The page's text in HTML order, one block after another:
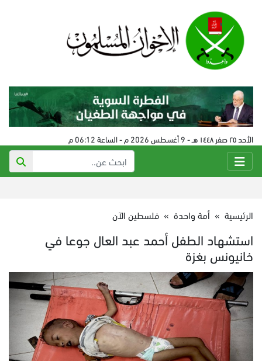
الأحد ٢٥ صفر ١٤٤٨ هـ - 9 أغسطس 2026 م - الساعة 06:12 م
الرئيسية » أمة واحدة » فلسطين الآن
استشهاد الطفل أحمد عبد العال جوعا في
خانيونس بغزة